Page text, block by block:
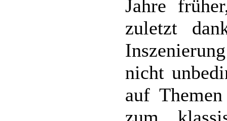
Jahre
zuletzt
nicht
auf